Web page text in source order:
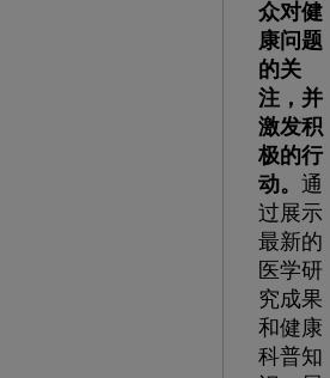
众对健
康问题
的关
注，并
激发积
极的行
动。 通
过展示
最新的
医学研
究成果
和健康
科普知